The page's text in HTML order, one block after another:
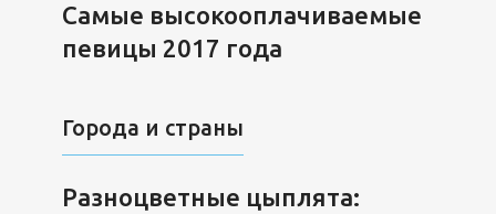
Самые высокооплачиваемые
певицы 2017 года
Города и страны
Разноцветные цыплята: